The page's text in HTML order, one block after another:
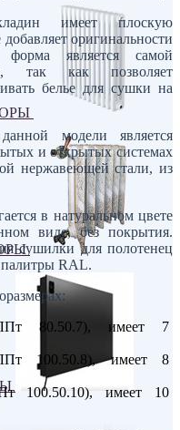
имеет плоскую
оригинальности
форма является самой
так как позволяет
белье для сушки на
модели является
и открытых системах
нержавеющей стали, из
в натуральном цвете
виде, без покрытия.
сушилки для полотенец
RAL.
80.50.7), имеет 7
100.50.8), имеет 8
100.50.10), имеет 10